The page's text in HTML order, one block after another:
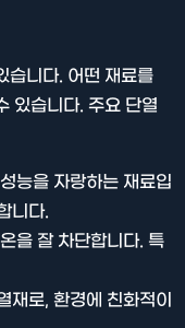
습니다. 어떤 재료를
있습니다. 주요 단열
능을 자랑하는 재료입
니다.
을 잘 차단합니다. 특
재로, 환경에 친화적이